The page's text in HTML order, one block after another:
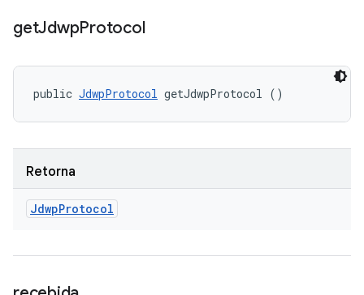
getJdwpProtocol
public JdwpProtocol getJdwpProtocol ()
Retorna
JdwpProtocol